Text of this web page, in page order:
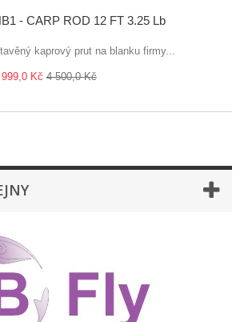
- CARP ROD 12 FT 3.25 Lb
kaprový prut na blanku firmy...
Kč 4 500,0 Kč